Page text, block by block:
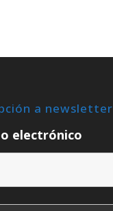
a newsletter
electrónico